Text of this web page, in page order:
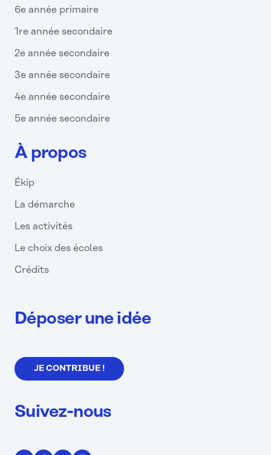
6e année primaire
1re année secondaire
2e année secondaire
3e année secondaire
4e année secondaire
5e année secondaire
À propos
Ékip
La démarche
Les activités
Le choix des écoles
Crédits
Déposer une idée
JE CONTRIBUE !
Suivez-nous